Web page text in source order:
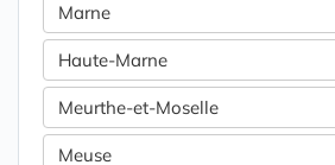
Marne
Haute-Marne
Meurthe-et-Moselle
Meuse